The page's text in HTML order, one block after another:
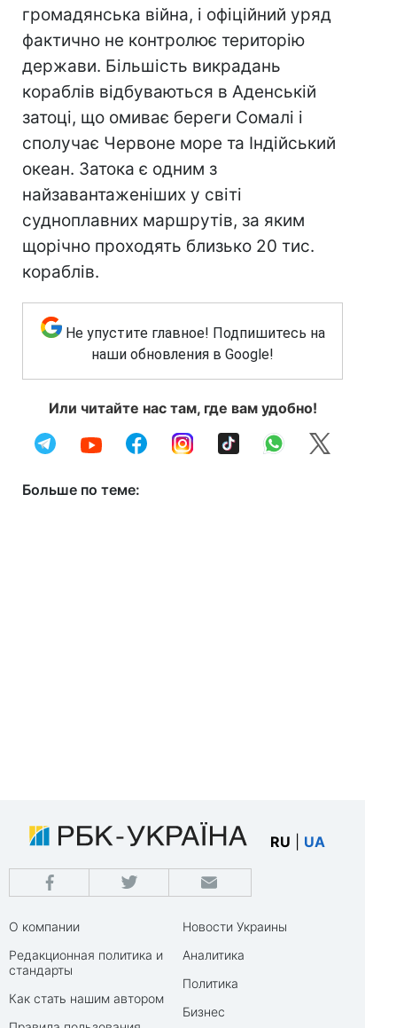
громадянська війна, і офіційний уряд
фактично не контролює територію
держави. Більшість викрадань
кораблів відбуваються в Аденській
затоці, що омиває береги Сомалі і
сполучає Червоне море та Індійський
океан. Затока є одним з
найзавантаженіших у світі
судноплавних маршрутів, за яким
щорічно проходять близько 20 тис.
кораблів.
Не упустите главное! Подпишитесь на
наши обновления в Google!
Или читайте нас там, где вам удобно!
Больше по теме:
RU UA
О компании
Редакционная политика и
стандарты
Как стать нашим автором
Новости Украины
Аналитика
Политика
Бизнес